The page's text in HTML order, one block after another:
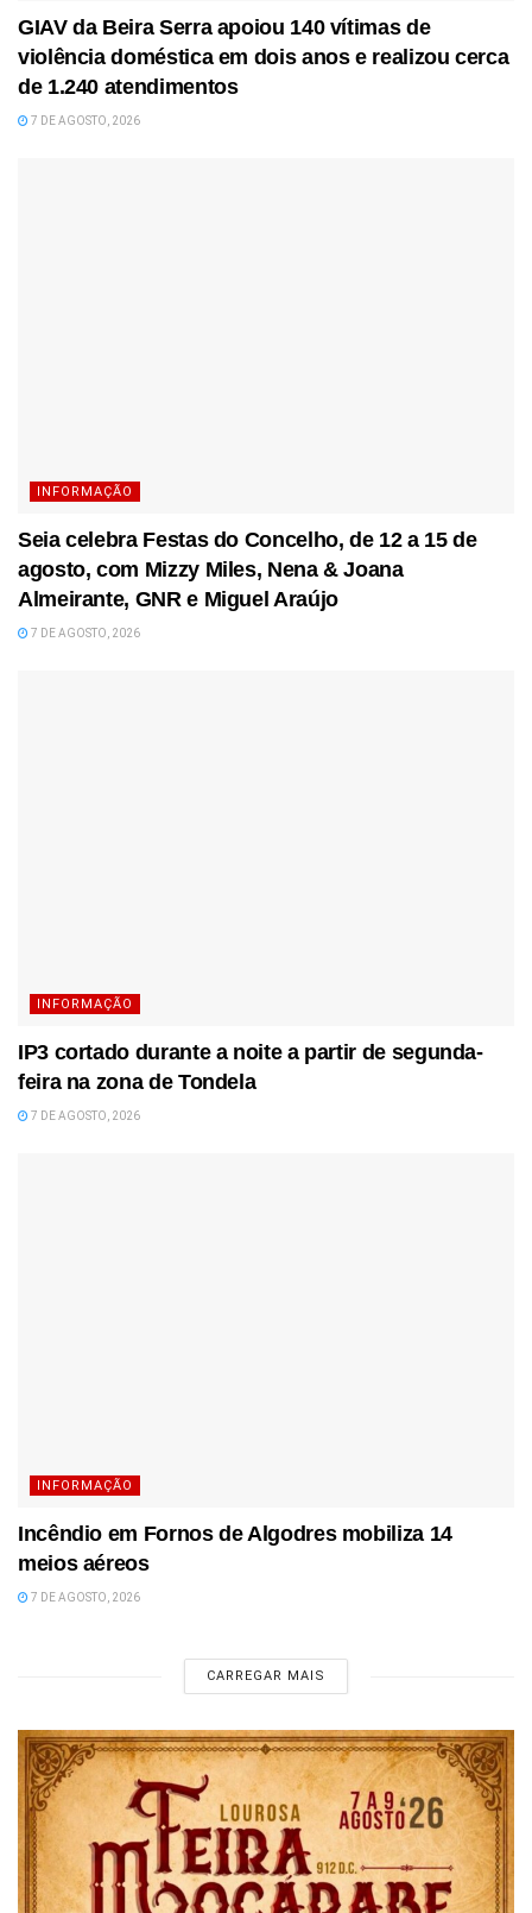
GIAV da Beira Serra apoiou 140 vítimas de
violência doméstica em dois anos e realizou cerca
de 1.240 atendimentos
7 DE AGOSTO, 2026
INFORMAÇÃO
Seia celebra Festas do Concelho, de 12 a 15 de
agosto, com Mizzy Miles, Nena & Joana
Almeirante, GNR e Miguel Araújo
7 DE AGOSTO, 2026
INFORMAÇÃO
IP3 cortado durante a noite a partir de segunda-
feira na zona de Tondela
7 DE AGOSTO, 2026
INFORMAÇÃO
Incêndio em Fornos de Algodres mobiliza 14
meios aéreos
7 DE AGOSTO, 2026
CARREGAR MAIS